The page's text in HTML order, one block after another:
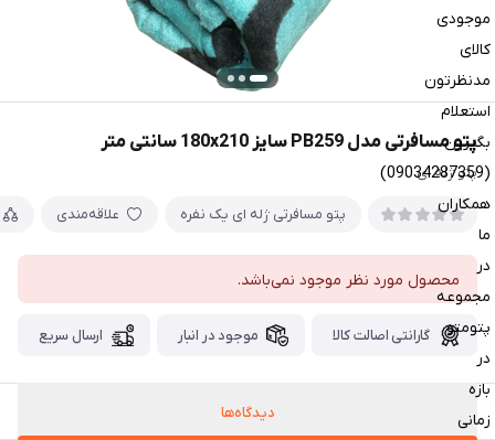
موجودی
کالای
مدنظرتون
استعلام
بگیرین
(09034287359)
همکاران
ما
در
مجموعه
پتومتو
در
بازه
زمانی
پتو مسافرتی مدل PB259 سایز 180x210 سانتی متر
پتو ژله ای
پتو مسافرتی ژله ای یک نفره علاقه‌مندی
محصول مورد نظر موجود نمی‌باشد.
گارانتی اصالت کالا موجود در انبار ارسال سریع
دیدگاه‌ها